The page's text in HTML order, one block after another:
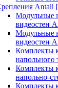
Antall
Модульные
видеостен
Модульные
видеостен
Комплекты
напольного
Комплекты
напольно-
Комплекты